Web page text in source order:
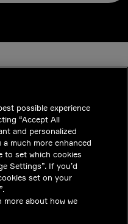
possible experience
“Accept All
and personalized
much more enhanced
to set which cookies
Settings”. If you’d
set on your
more about how we